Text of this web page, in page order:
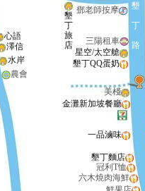
鄧老師按摩
水岸
農會
三陽租車
美棧
六木燒肉海鮮
一品滷味
墾
丁
路
墾丁QQ蛋奶
澤信
星空/太空艙
墾丁麵店
金灘新加坡餐廳
冠利T恤
心語
墾
丁
旅
店